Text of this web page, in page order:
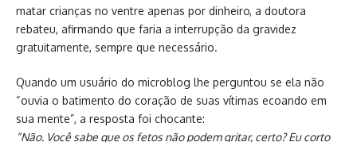
matar crianças no ventre apenas por dinheiro, a doutora
rebateu, afirmando que faria a interrupção da gravidez
gratuitamente, sempre que necessário.
Quando um usuário do microblog lhe perguntou se ela não
“ouvia o batimento do coração de suas vítimas ecoando em
sua mente”, a resposta foi chocante:
“Não. Você sabe que os fetos não podem gritar, certo? Eu corto